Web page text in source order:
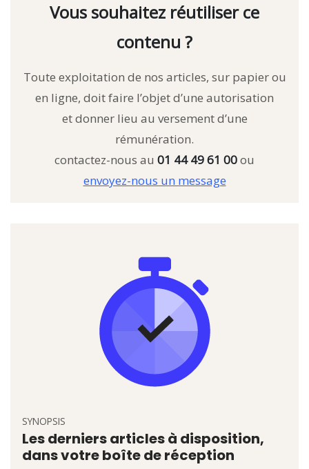
Vous souhaitez réutiliser ce
contenu ?
Toute exploitation de nos articles, sur papier ou
en ligne, doit faire l’objet d’une autorisation
et donner lieu au versement d’une
rémunération.
contactez-nous au 01 44 49 61 00ou
envoyez-nous un message
SYNOPSIS
Les derniers articles à disposition,
dans votre boîte de réception